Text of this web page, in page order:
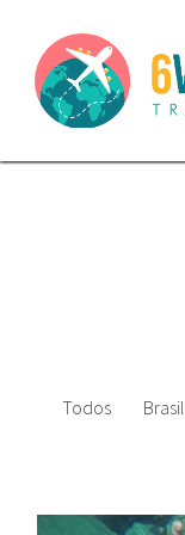
Todos Brasil